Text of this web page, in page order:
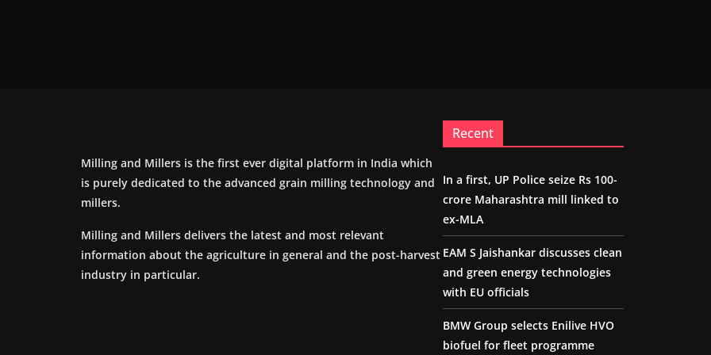
Milling and Millers is the first ever digital platform in India which
is purely dedicated to the advanced grain milling technology and
millers.
Milling and Millers delivers the latest and most relevant
information about the agriculture in general and the post-harvest
industry in particular.
Recent
In a first, UP Police seize Rs 100-
crore Maharashtra mill linked to
ex-MLA
EAM S Jaishankar discusses clean
and green energy technologies
with EU officials
BMW Group selects Enilive HVO
biofuel for fleet programme